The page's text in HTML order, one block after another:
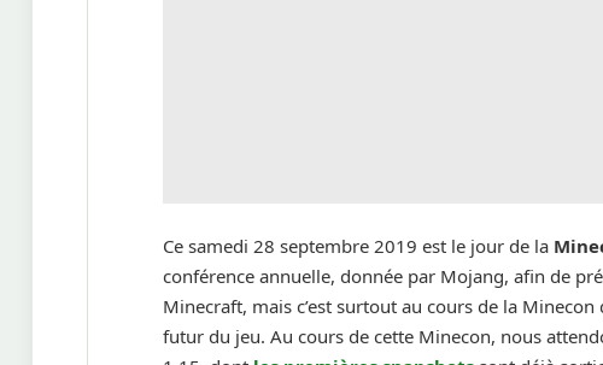
Ce samedi 28 septembre 2019 est le jour de la
conférence annuelle, donnée par Mojang, afin de
Minecraft, mais c’est surtout au cours de la
futur du jeu. Au cours de cette Minecon, nous